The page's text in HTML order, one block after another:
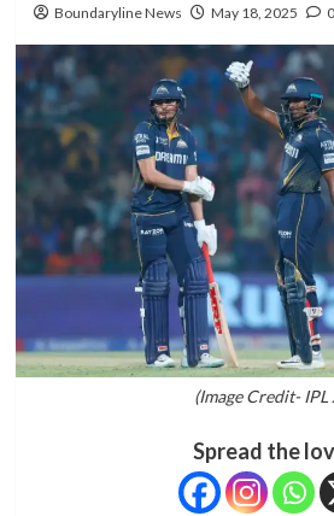
Boundaryline News May 18, 2025 0
(Image Credit- IPL
Spread the